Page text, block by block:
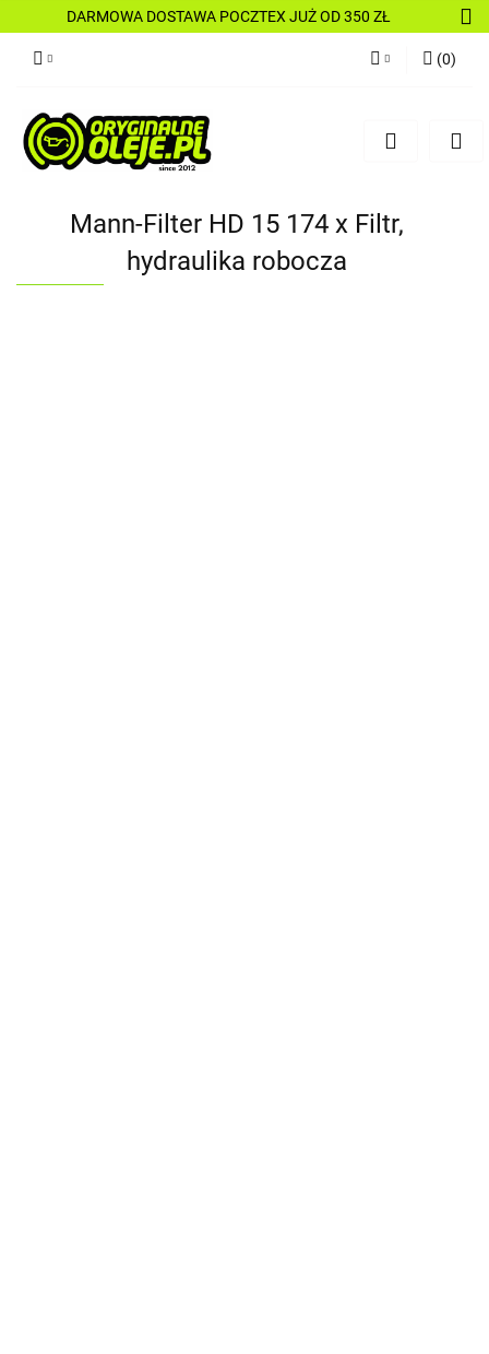
DARMOWA DOSTAWA POCZTEX JUŻ OD 350 ZŁ
Zarejestruj się
(0)
Mann-Filter HD 15 174 x Filtr,
hydraulika robocza